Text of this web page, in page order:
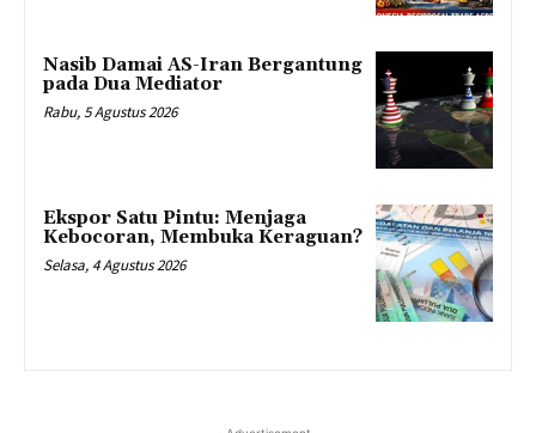
Nasib Damai AS-Iran Bergantung
pada Dua Mediator
Rabu, 5 Agustus 2026
Ekspor Satu Pintu: Menjaga
Kebocoran, Membuka Keraguan?
Selasa, 4 Agustus 2026